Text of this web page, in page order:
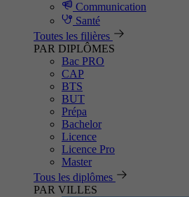
Communication
Santé
Toutes les filières
PAR DIPLÔMES
Bac PRO
CAP
BTS
BUT
Prépa
Bachelor
Licence
Licence Pro
Master
Tous les diplômes
PAR VILLES